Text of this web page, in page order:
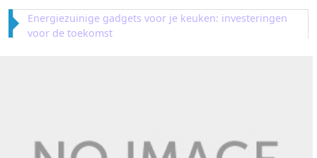
Creëer een cocktailhoekje in je tuin voor zomerse
avonden